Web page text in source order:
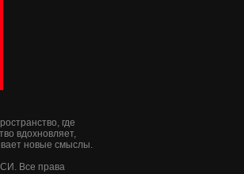
где
вдохновляет,
новые смыслы.
Все права